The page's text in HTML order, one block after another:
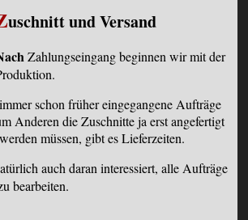
uschnitt und Versand
Zahlungseingang beginnen wir mit der
schon früher eingegangene Aufträge
Anderen die Zuschnitte ja erst angefertigt
müssen, gibt es Lieferzeiten.
auch daran interessiert, alle Aufträge
bearbeiten.